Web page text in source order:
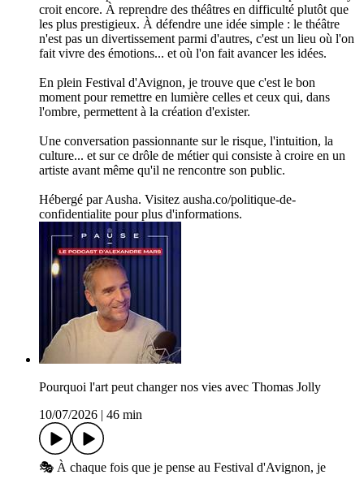
croit encore. À reprendre des théâtres en difficulté plutôt que
les plus prestigieux. À défendre une idée simple : le théâtre
n'est pas un divertissement parmi d'autres, c'est un lieu où l'on
fait vivre des émotions... et où l'on fait avancer les idées.
En plein Festival d'Avignon, je trouve que c'est le bon
moment pour remettre en lumière celles et ceux qui, dans
l'ombre, permettent à la création d'exister.
Une conversation passionnante sur le risque, l'intuition, la
culture... et sur ce drôle de métier qui consiste à croire en un
artiste avant même qu'il ne rencontre son public.
Hébergé par Ausha. Visitez ausha.co/politique-de-
confidentialite pour plus d'informations.
Pourquoi l'art peut changer nos vies avec Thomas Jolly
10/07/2026
46 min
🎭 À chaque fois que je pense au Festival d'Avignon, je